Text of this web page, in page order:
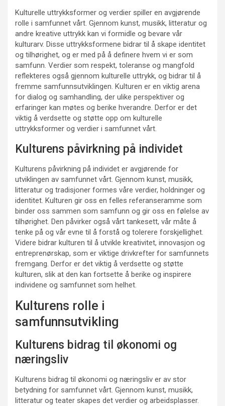
Kulturelle uttrykksformer og verdier spiller en avgjørende
rolle i samfunnet vårt. Gjennom kunst, musikk, litteratur og
andre kreative uttrykk kan vi formidle og bevare vår
kulturarv. Disse uttrykksformene bidrar til å skape identitet
og tilhørighet, og er med på å definere hvem vi er som
samfunn. Verdier som respekt, toleranse og mangfold
reflekteres også gjennom kulturelle uttrykk, og bidrar til å
fremme samfunnsutviklingen. Kulturen er en viktig arena
for dialog og samhandling, der ulike perspektiver og
erfaringer kan møtes og berike hverandre. Derfor er det
viktig å verdsette og støtte opp om kulturelle
uttrykksformer og verdier i samfunnet vårt.
Kulturens påvirkning på individet
Kulturens påvirkning på individet er avgjørende for
utviklingen av samfunnet vårt. Gjennom kunst, musikk,
litteratur og tradisjoner formes våre verdier, holdninger og
identitet. Kulturen gir oss en felles referanseramme som
binder oss sammen som samfunn og gir oss en følelse av
tilhørighet. Den påvirker også vårt tankesett, vår måte å
tenke på og vår evne til å forstå og tolerere forskjellighet.
Videre bidrar kulturen til å utvikle kreativitet, innovasjon og
entreprenørskap, som er viktige drivkrefter for samfunnets
fremgang. Derfor er det viktig å verdsette og støtte
kulturen, slik at den kan fortsette å berike og inspirere
individene og samfunnet som helhet.
Kulturens rolle i
samfunnsutvikling
Kulturens bidrag til økonomi og
næringsliv
Kulturens bidrag til økonomi og næringsliv er av stor
betydning for samfunnet vårt. Gjennom kunst, musikk,
litteratur og teater skapes det verdier og arbeidsplasser.